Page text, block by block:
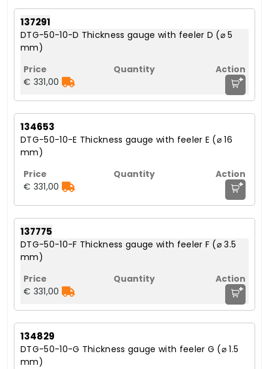
137291
DTG-50-10-D Thickness gauge with feeler D (⌀ 5
mm)
€ 331,00 +
134653
DTG-50-10-E Thickness gauge with feeler E (⌀ 16
mm)
€ 331,00 +
137775
DTG-50-10-F Thickness gauge with feeler F (⌀ 3.5
mm)
€ 331,00 +
134829
DTG-50-10-G Thickness gauge with feeler G (⌀ 1.5
mm)